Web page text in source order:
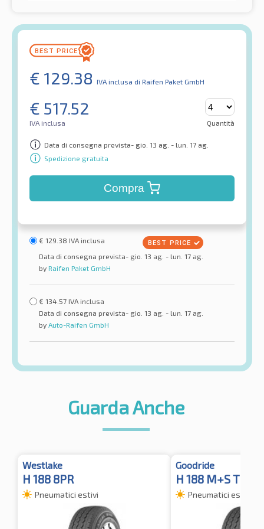
€ 129.38 IVA inclusa di Raifen Paket GmbH
€ 517.52
IVA inclusa Quantità
Data di consegna prevista- gio. 13 ag. - lun. 17 ag.
Spedizione gratuita
Compra
€ 129.38 IVA inclusa
Data di consegna prevista- gio. 13 ag. - lun. 17 ag.
by Raifen Paket GmbH
€ 134.57 IVA inclusa
Data di consegna prevista- gio. 13 ag. - lun. 17 ag.
by Auto-Raifen GmbH
Guarda Anche
Westlake
H 188 8PR
Pneumatici estivi
Goodride
H 188 M+S TL
Pneumatici estivi